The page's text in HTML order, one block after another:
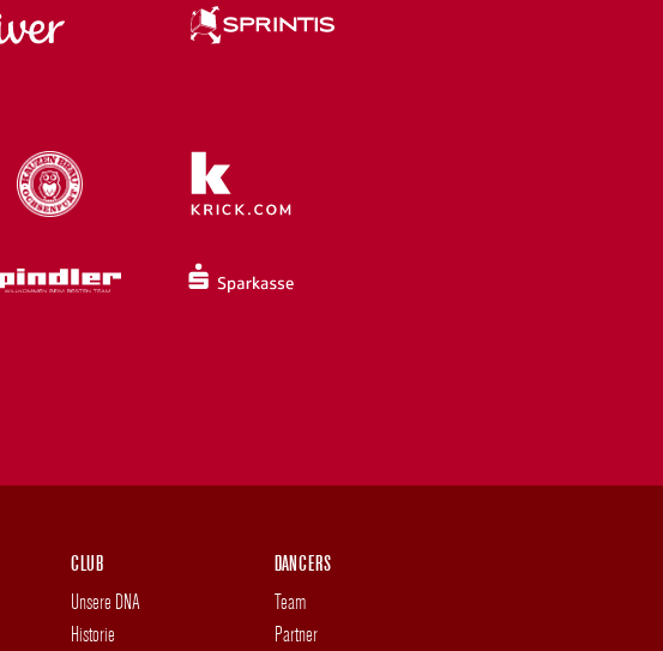
CLUB
Unsere DNA
Historie
DANCERS
Team
Partner